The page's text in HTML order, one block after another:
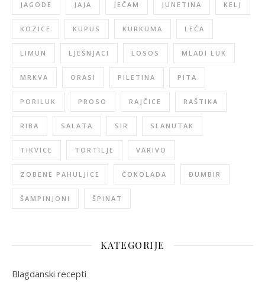
JAGODE JAJA JEČAM JUNETINA KELJ
KOZICE KUPUS KURKUMA LEĆA
LIMUN LJEŠNJACI LOSOS MLADI LUK
MRKVA ORASI PILETINA PITA
PORILUK PROSO RAJČICE RAŠTIKA
RIBA SALATA SIR SLANUTAK
TIKVICE TORTILJE VARIVO
ZOBENE PAHULJICE ČOKOLADA ĐUMBIR
ŠAMPINJONI ŠPINAT
KATEGORIJE
Blagdanski recepti